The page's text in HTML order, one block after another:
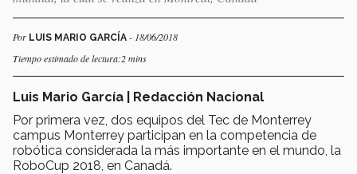
Por LUIS MARIO GARCÍA - 18/06/2018
Tiempo estimado de lectura:2 mins
Luis Mario García | Redacción Nacional
Por primera vez, dos equipos del Tec de Monterrey
campus Monterrey participan en la competencia de
robótica considerada la más importante en el mundo, la
RoboCup 2018, en Canadá.